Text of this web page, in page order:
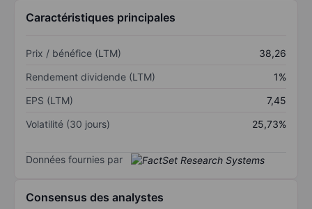
Caractéristiques principales
Prix / bénéfice (LTM)
38,26
Rendement dividende (LTM)
1%
EPS (LTM)
7,45
Volatilité (30 jours)
25,73%
Données fournies par
Consensus des analystes